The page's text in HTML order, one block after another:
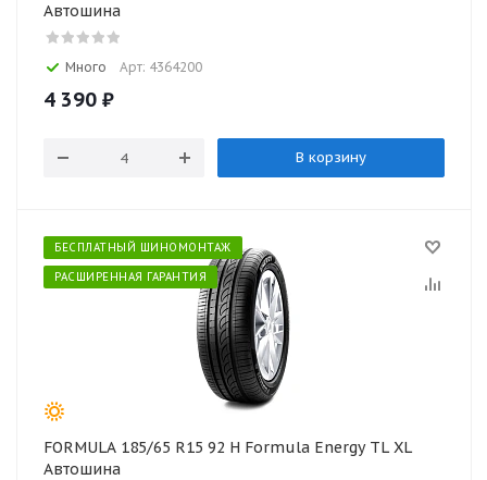
Автошина
Много Арт: 4364200
4 390 ₽
В корзину
БЕСПЛАТНЫЙ ШИНОМОНТАЖ
РАСШИРЕННАЯ ГАРАНТИЯ
FORMULA 185/65 R15 92 H Formula Energy TL XL
Автошина